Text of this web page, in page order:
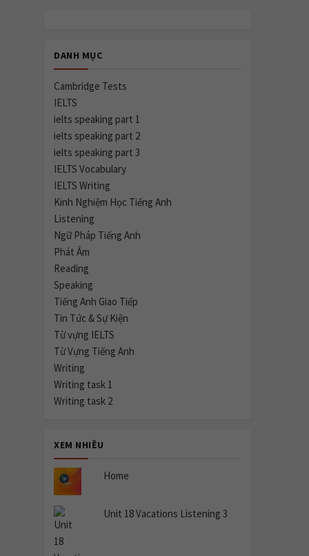
DANH MỤC
Cambridge Tests
IELTS
ielts speaking part 1
ielts speaking part 2
ielts speaking part 3
IELTS Vocabulary
IELTS Writing
Kinh Nghiệm Học Tiếng Anh
Listening
Ngữ Pháp Tiếng Anh
Phát Âm
Reading
Speaking
Tiếng Anh Giao Tiếp
Tin Tức & Sự Kiện
Từ vựng IELTS
Từ Vựng Tiếng Anh
Writing
Writing task 1
Writing task 2
XEM NHIỀU
Home
Unit 18 Vacations Listening 3